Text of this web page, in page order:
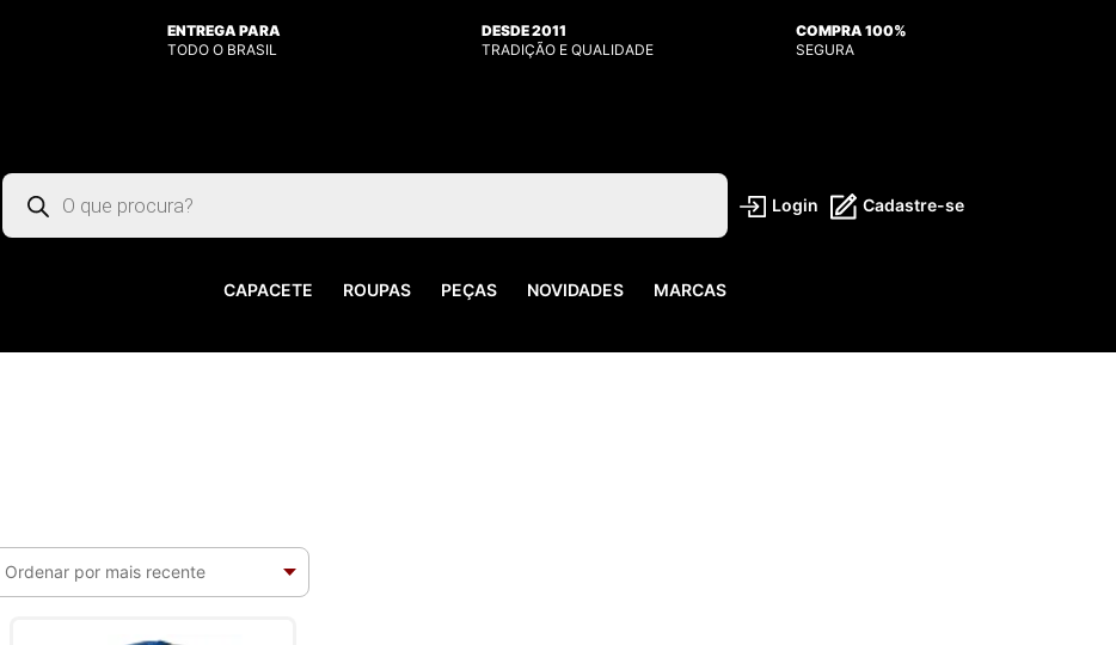
ENTREGA PARA
TODO O BRASIL
DESDE 2011
TRADIÇÃO E QUALIDADE
COMPRA 100%
SEGURA
Pesquisar
produtos
Login Cadastre-se
CAPACETE ROUPAS PEÇAS NOVIDADES MARCAS